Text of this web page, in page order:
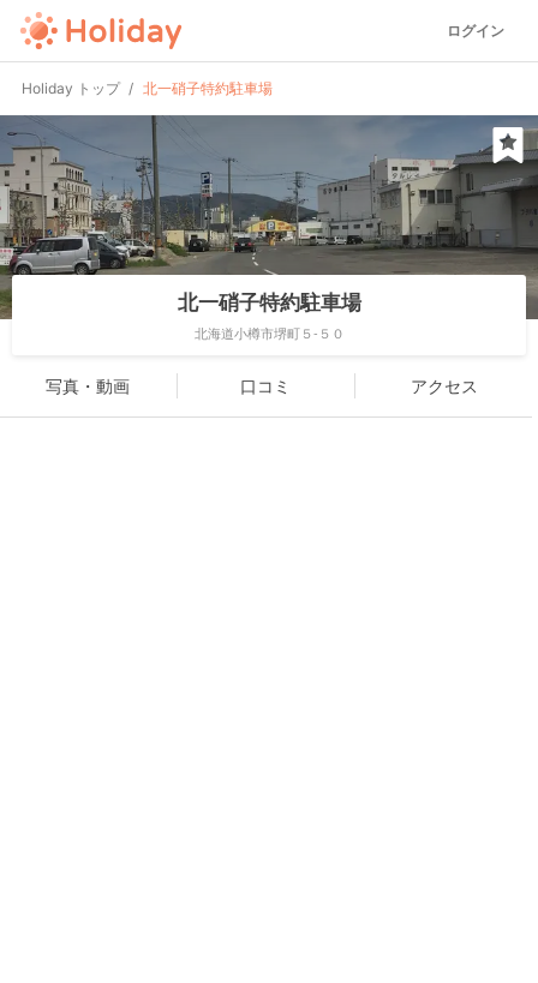
ログイン
Holiday トップ 北一硝子特約駐車場
北一硝子特約駐車場
北海道小樽市堺町５-５０
写真・動画 口コミ アクセス